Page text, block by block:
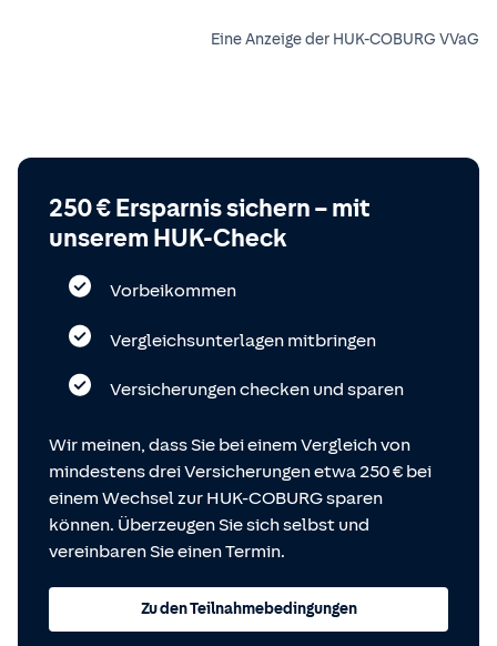
Eine Anzeige der HUK-COBURG VVaG
250 € Ersparnis sichern – mit
unserem HUK-Check
Vorbeikommen
Vergleichsunterlagen mitbringen
Versicherungen checken und sparen
Wir meinen, dass Sie bei einem Vergleich von
mindestens drei Versicherungen etwa 250 € bei
einem Wechsel zur HUK-COBURG sparen
können. Überzeugen Sie sich selbst und
vereinbaren Sie einen Termin.
Zu den Teilnahmebedingungen